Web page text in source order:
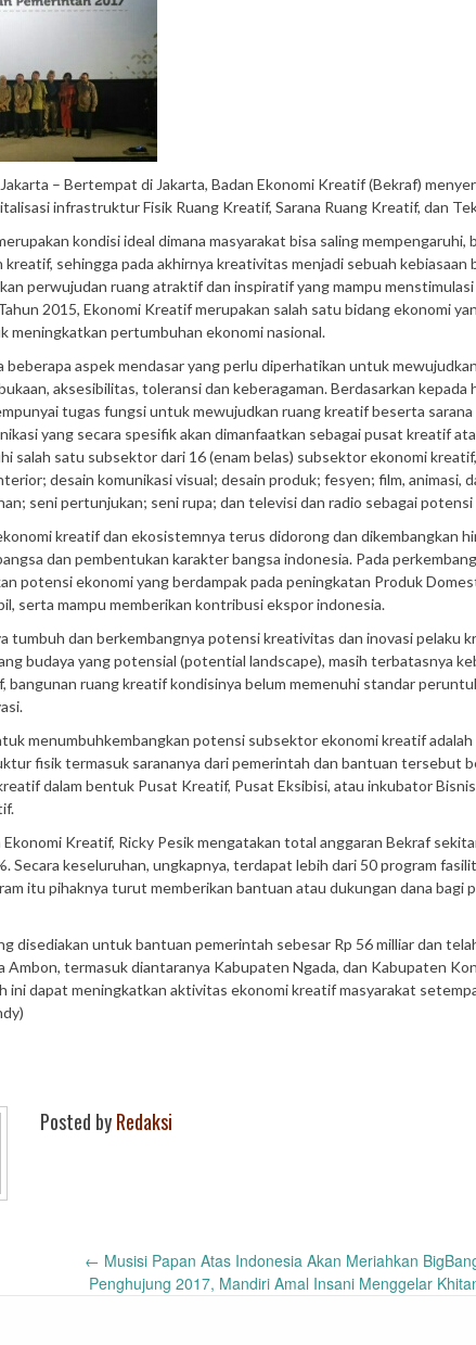
– Bertempat di Jakarta, Badan Ekonomi Kreatif (Bekraf)
infrastruktur Fisik Ruang Kreatif, Sarana Ruang Kreatif, dan
kondisi ideal dimana masyarakat bisa saling
kreatif, sehingga pada akhirnya kreativitas menjadi sebuah kebiasaan
perwujudan ruang atraktif dan inspiratif yang mampu
2015, Ekonomi Kreatif merupakan salah satu bidang ekonomi
meningkatkan pertumbuhan ekonomi nasional.
beberapa aspek mendasar yang perlu diperhatikan untuk
aksesibilitas, toleransi dan keberagaman. Berdasarkan
tugas fungsi untuk mewujudkan ruang kreatif beserta
yang secara spesifik akan dimanfaatkan sebagai pusat kreatif
salah satu subsektor dari 16 (enam belas) subsektor ekonomi
desain komunikasi visual; desain produk; fesyen; film, animasi,
seni pertunjukan; seni rupa; dan televisi dan radio sebagai
kreatif dan ekosistemnya terus didorong dan dikembangkan
dan pembentukan karakter bangsa indonesia. Pada
potensi ekonomi yang berdampak pada peningkatan Produk
serta mampu memberikan kontribusi ekspor indonesia.
tumbuh dan berkembangnya potensi kreativitas dan inovasi pelaku
budaya yang potensial (potential landscape), masih terbatasnya
bangunan ruang kreatif kondisinya belum memenuhi standar
menumbuhkembangkan potensi subsektor ekonomi kreatif
fisik termasuk sarananya dari pemerintah dan bantuan tersebut
dalam bentuk Pusat Kreatif, Pusat Eksibisi, atau inkubator
Ekonomi Kreatif, Ricky Pesik mengatakan total anggaran Bekraf
Secara keseluruhan, ungkapnya, terdapat lebih dari 50 program
itu pihaknya turut memberikan bantuan atau dukungan dana bagi
disediakan untuk bantuan pemerintah sebesar Rp 56 milliar dan
Ambon, termasuk diantaranya Kabupaten Ngada, dan Kabupaten
ini dapat meningkatkan aktivitas ekonomi kreatif masyarakat
Posted byRedaksi
← Musisi Papan Atas Indonesia Akan Meriahkan
Penghujung 2017, Mandiri Amal Insani Menggelar